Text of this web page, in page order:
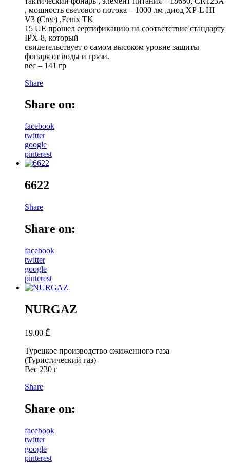
, мощность светового потока – 1000 лм ,диод XP-L HI
V3 (Cree) ,Fenix TK
15 UE прошел сертификацию на соответствие стандарту
IPX-8, который
свидетельствует о самом высоком уровне защиты
фонаря от воды и грязи.
вес – 141 гр
Share
Share on:
facebook
twitter
google
pinterest
6622
Share
Share on:
facebook
twitter
google
pinterest
NURGAZ
19.00 ₾
Турецкое производство сжиженного газа
(Туристический газ)
Вес 230 г
Share
Share on:
facebook
twitter
google
pinterest